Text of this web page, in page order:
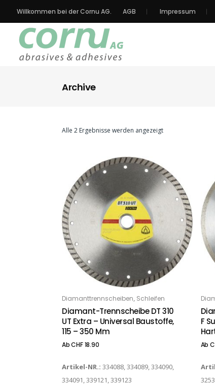
Willkommen bei der Cornu AG. AGB Impressum
Archive
Alle 2 Ergebnisse werden angezeigt
OPTIONS
Diamanttrennscheiben Schleifen
Diamant-Trennscheibe DT 310
UT Extra – Universal Baustoffe,
115 – 350 Mm
AbCHF18.90
Artikel-NR.: 334088, 334089, 334090,
334091, 339121, 339123
F
Ab